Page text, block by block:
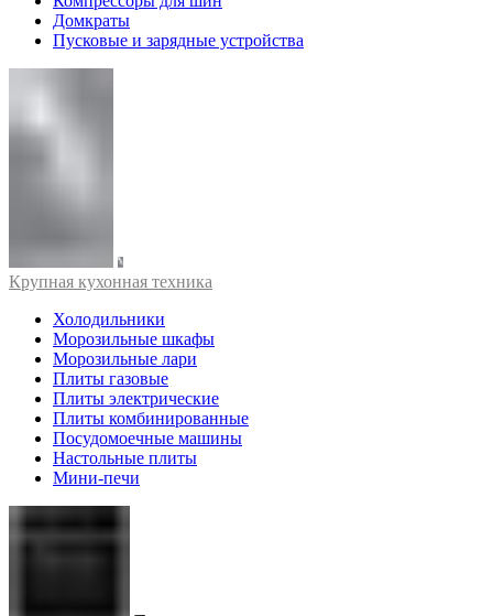
Домкраты
Пусковые и зарядные устройства
Крупная кухонная техника
Холодильники
Морозильные шкафы
Морозильные лари
Плиты газовые
Плиты электрические
Плиты комбинированные
Посудомоечные машины
Настольные плиты
Мини-печи